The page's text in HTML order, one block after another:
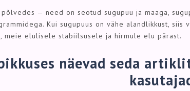
põlvedes — need on seotud sugupuu ja maaga,
Kui sugupuus on vähe alandlikkust,
meie elulisele stabiilsusele ja hirmule elu pärast.
näevad seda